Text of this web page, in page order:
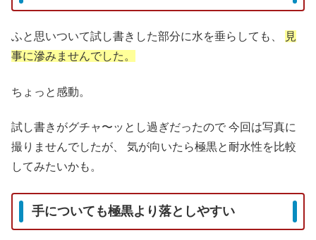
ふと思いついて試し書きした部分に水を垂らしても、
見
事に滲みませんでした。
ちょっと感動。
試し書きがグチャ〜ッとし過ぎだったので 今回は写真に
撮りませんでしたが、
気が向いたら極黒と耐水性を比較
してみたいかも。
手についても極黒より落としやすい